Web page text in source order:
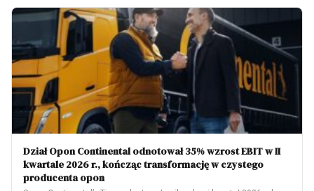
Dział Opon Continental odnotował 35% wzrost EBIT w II
kwartale 2026 r., kończąc transformację w czystego
producenta opon